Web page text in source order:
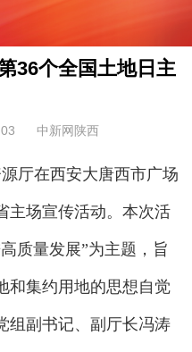
36个全国土地日主
中新网陕西
厅在西安大唐西市广场
主场宣传活动。本次活
质量发展”为主题，旨
和集约用地的思想自觉
组副书记、副厅长冯涛